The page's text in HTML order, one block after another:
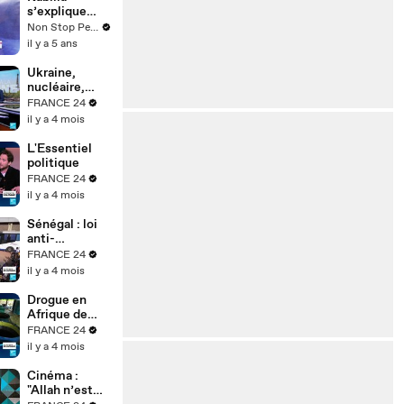
s’explique
après avoir
manqué de
Partout
Non Stop People
il y a 5 ans
Ukraine,
nucléaire,
réarmement :
où est passé
des
Écologistes ?
FRANCE 24
il y a 4 mois
L'Essentiel
politique
FRANCE 24
il y a 4 mois
Sénégal : loi
anti-
homosexualit
é durcie,
sur la justice ?
FRANCE 24
il y a 4 mois
Drogue en
Afrique de
l’Ouest :
pourquoi la
devenue un
hub mondial
FRANCE 24
il y a 4 mois
Cinéma :
"Allah n’est